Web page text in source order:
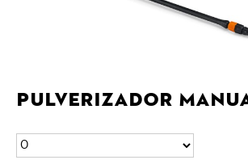
Pulverizador